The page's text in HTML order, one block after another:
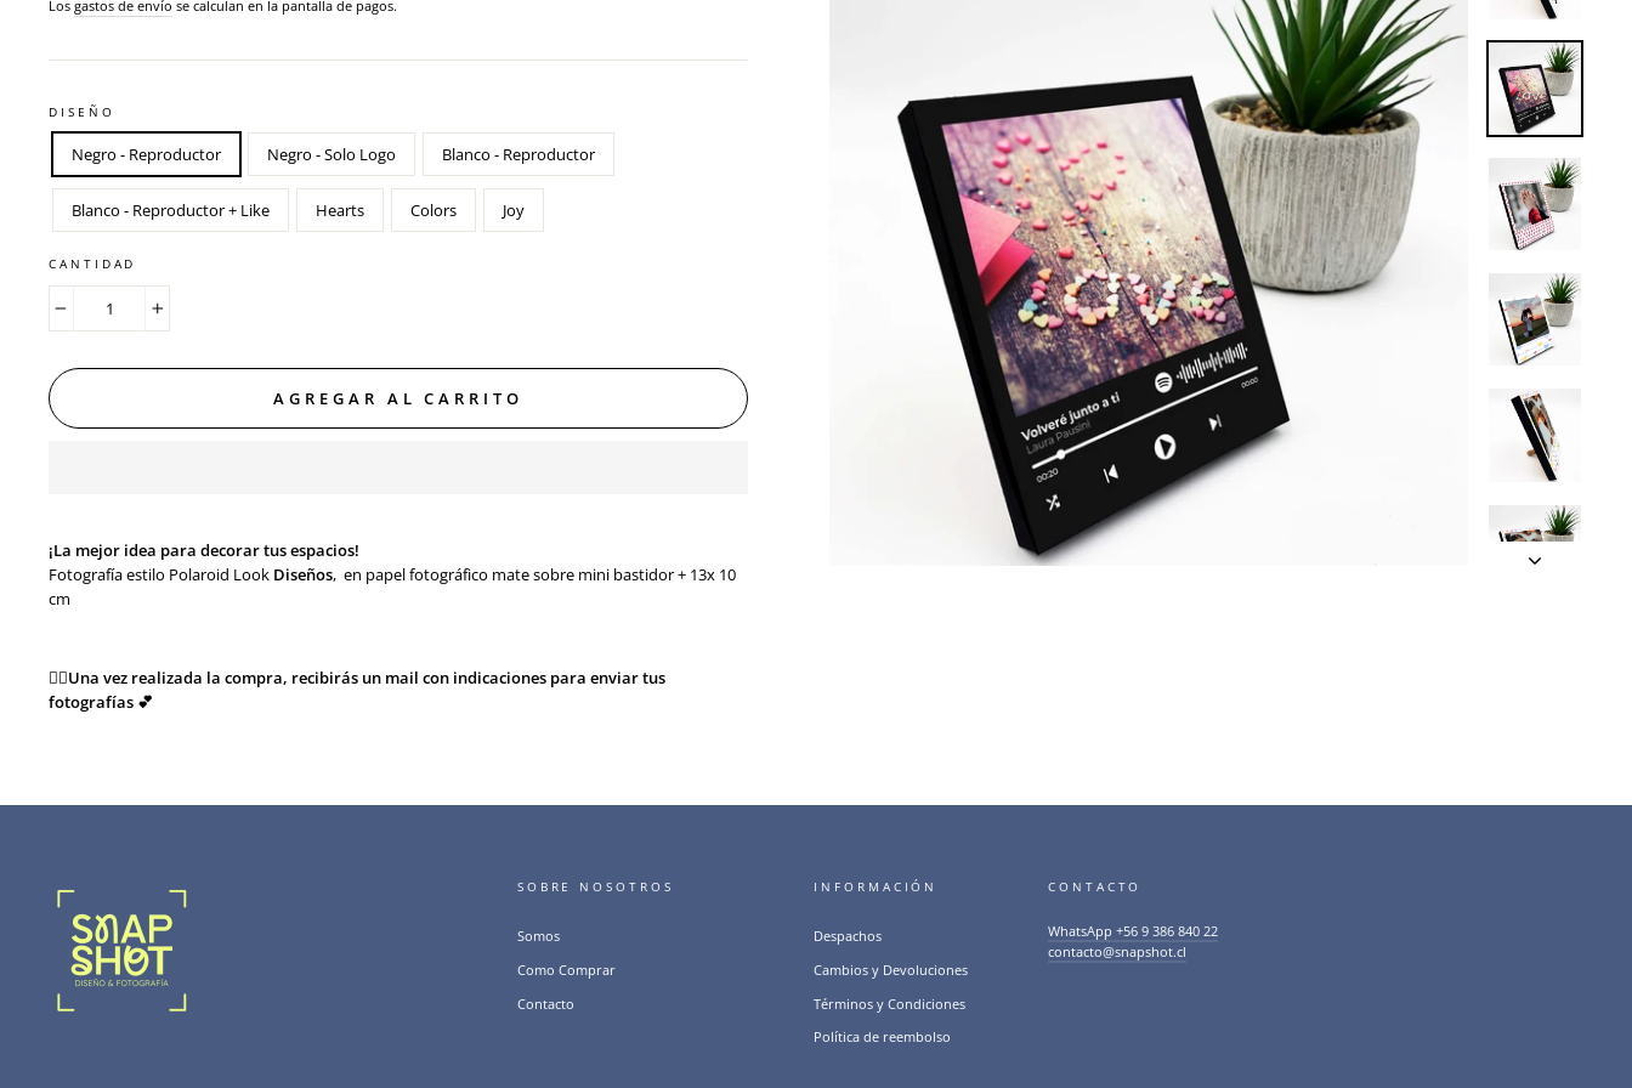
Los gastos de envío se calculan en la pantalla de pagos.
DISEÑO
Negro - Reproductor Negro - Solo Logo Blanco - Reproductor
Blanco - Reproductor + Like Hearts Colors Joy
CANTIDAD
AGREGAR AL CARRITO
¡La mejor idea para decorar tus espacios!
Fotografía estilo Polaroid Look Diseños, en papel fotográfico mate sobre mini bastidor + 13x 10
cm
👉🏻Una vez realizada la compra, recibirás un mail con indicaciones para enviar tus
fotografías 💕
SOBRE NOSOTROS
Somos
Como Comprar
Contacto
INFORMACIÓN
Despachos
Cambios y Devoluciones
Términos y Condiciones
Política de reembolso
CONTACTO
WhatsApp +56 9 386 840 22
contacto@snapshot.cl